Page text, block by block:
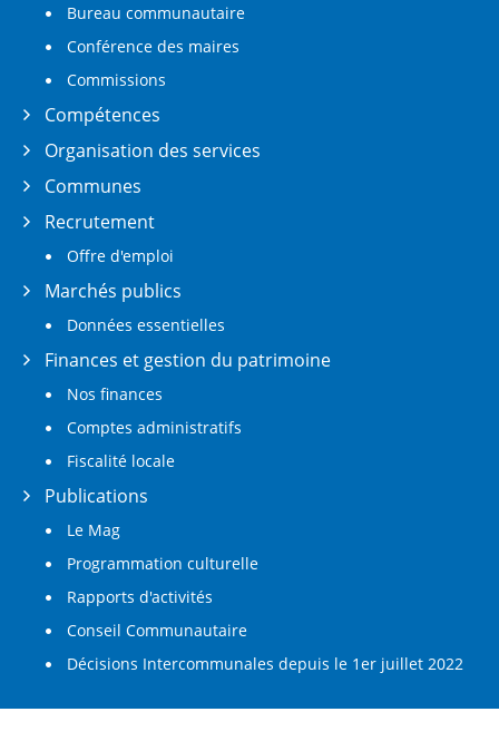
Bureau communautaire
Conférence des maires
Commissions
Compétences
Organisation des services
Communes
Recrutement
Offre d'emploi
Marchés publics
Données essentielles
Finances et gestion du patrimoine
Nos finances
Comptes administratifs
Fiscalité locale
Publications
Le Mag
Programmation culturelle
Rapports d'activités
Conseil Communautaire
Décisions Intercommunales depuis le 1er juillet 2022